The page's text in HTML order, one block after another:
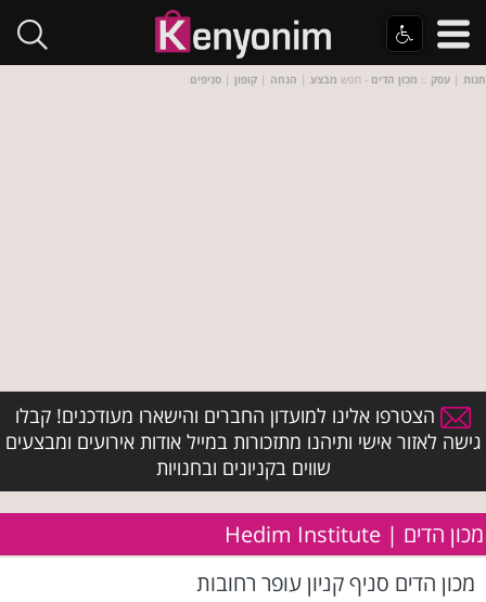
חנות | עסק :: מכון הדים - חפש מבצע | הנחה | קופון | סניפים
הצטרפו אלינו למועדון החברים והישארו מעודכנים! קבלו
גישה לאזור אישי ותיהנו מתזכורות במייל אודות אירועים ומבצעים
שווים בקניונים ובחנויות
מכון הדים | Hedim Institute
מכון הדים סניף קניון עופר רחובות